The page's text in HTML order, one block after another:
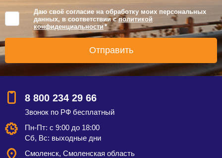
Даю своё согласие на обработку моих персональных
данных, в соответствии сполитикой
конфиденциальности *
8 800 234 29 66
Звонок по РФ бесплатный
Пн-Пт: с 9:00 до 18:00
Сб, Вс: выходные дни
Смоленск, Смоленская область